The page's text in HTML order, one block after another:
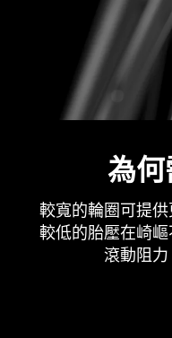
繁體中文
為
較寬的輪圈可提
較低的胎壓在崎
滾動阻力